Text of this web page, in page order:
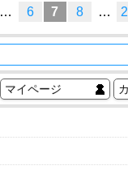
… 6 7 8 …
マイページ